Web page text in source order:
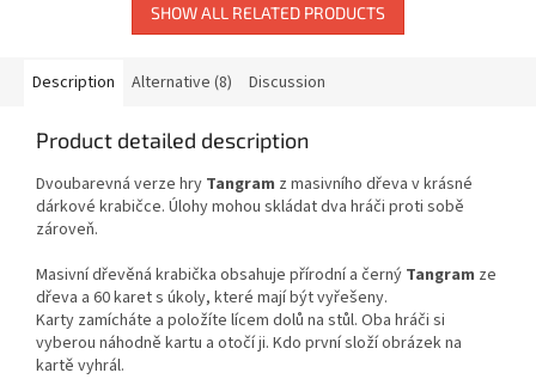
SHOW ALL RELATED PRODUCTS
Description Alternative (8) Discussion
Product detailed description
Dvoubarevná verze hry Tangram z masivního dřeva v krásné
dárkové krabičce. Úlohy mohou skládat dva hráči proti sobě
zároveň.
Masivnídřevěná krabička obsahuje přírodní a černý Tangram ze
dřeva a 60karets úkoly, které majíbýt vyřešeny.
Karty zamícháte a položíte lícem dolů na stůl. Oba hráči si
vyberou náhodně kartu a otočí ji. Kdo první složí obrázek na
kartě vyhrál.